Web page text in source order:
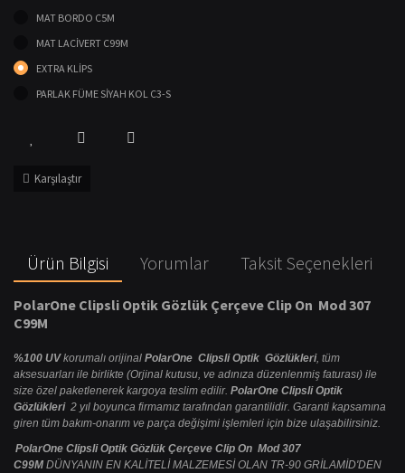
MAT BORDO C5M
MAT LACİVERT C99M
EXTRA KLİPS
PARLAK FÜME SİYAH KOL C3-S
Karşılaştır
Ürün Bilgisi Yorumlar Taksit Seçenekleri
PolarOne Clipsli Optik Gözlük Çerçeve Clip On Mod 307
C99M
%100 UVkorumalı orijinal PolarOne Clipsli Optik Gözlükleri, tüm
aksesuarları ile birlikte (Orjinal kutusu, ve adınıza düzenlenmiş faturası) ile
size özel paketlenerek kargoya teslim edilir. PolarOne Clipsli Optik
Gözlükleri 2 yıl boyunca firmamız tarafından garantilidir. Garanti kapsamına
giren tüm bakım-onarım ve parça değişimi işlemleri için bize ulaşabilirsiniz.
PolarOne Clipsli Optik Gözlük Çerçeve Clip On Mod 307
C99M DÜNYANIN EN KALİTELİ MALZEMESİ OLAN TR-90 GRİLAMİD'DEN